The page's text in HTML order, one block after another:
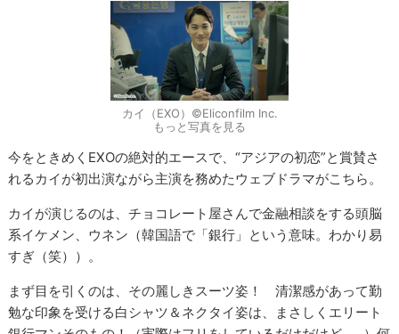
カイ（EXO）©Eliconfilm Inc.
もっと写真を見る
今をときめくEXOの絶対的エースで、“アジアの初恋”と賞賛さ
れるカイが初出演ながら主演を務めたウェブドラマがこちら。
カイが演じるのは、チョコレート屋さんで金融相談をする頭脳
系イケメン、ウネン（韓国語で「銀行」という意味。わかり易
すぎ（笑））。
まず目を引くのは、その麗しきスーツ姿！ 清潔感があって勤
勉な印象を受ける白シャツ＆ネクタイ姿は、まさしくエリート